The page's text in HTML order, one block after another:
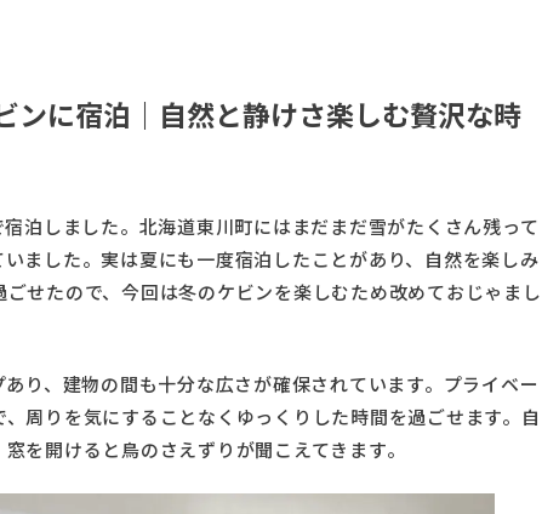
ンに宿泊｜自然と静けさ楽しむ贅沢な時
泊しました。北海道東川町にはまだまだ雪がたくさん残って
ました。実は夏にも一度宿泊したことがあり、自然を楽しみ
せたので、今回は冬のケビンを楽しむため改めておじゃまし
り、建物の間も十分な広さが確保されています。プライベー
周りを気にすることなくゆっくりした時間を過ごせます。自
を開けると鳥のさえずりが聞こえてきます。